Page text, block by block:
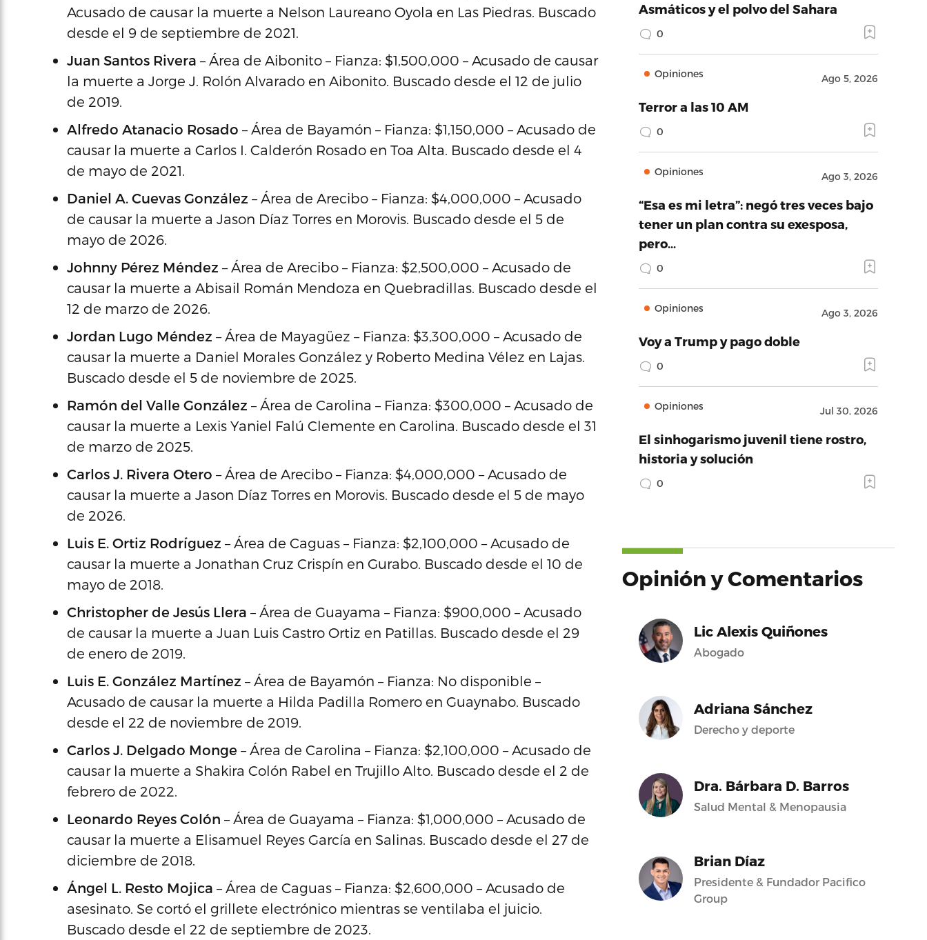
Acusado de causar la muerte a Nelson Laureano Oyola en Las Piedras. Buscado
desde el 9 de septiembre de 2021.
Juan Santos Rivera – Área de Aibonito – Fianza: $1,500,000 – Acusado de causar
la muerte a Jorge J. Rolón Alvarado en Aibonito. Buscado desde el 12 de julio
de 2019.
Alfredo Atanacio Rosado – Área de Bayamón – Fianza: $1,150,000 – Acusado de
causar la muerte a Carlos I. Calderón Rosado en Toa Alta. Buscado desde el 4
de mayo de 2021.
Daniel A. Cuevas González – Área de Arecibo – Fianza: $4,000,000 – Acusado
de causar la muerte a Jason Díaz Torres en Morovis. Buscado desde el 5 de
mayo de 2026.
Johnny Pérez Méndez – Área de Arecibo – Fianza: $2,500,000 – Acusado de
causar la muerte a Abisail Román Mendoza en Quebradillas. Buscado desde el
12 de marzo de 2026.
Jordan Lugo Méndez – Área de Mayagüez – Fianza: $3,300,000 – Acusado de
causar la muerte a Daniel Morales González y Roberto Medina Vélez en Lajas.
Buscado desde el 5 de noviembre de 2025.
Ramón del Valle González – Área de Carolina – Fianza: $300,000 – Acusado de
causar la muerte a Lexis Yaniel Falú Clemente en Carolina. Buscado desde el 31
de marzo de 2025.
Carlos J. Rivera Otero – Área de Arecibo – Fianza: $4,000,000 – Acusado de
causar la muerte a Jason Díaz Torres en Morovis. Buscado desde el 5 de mayo
de 2026.
Luis E. Ortiz Rodríguez – Área de Caguas – Fianza: $2,100,000 – Acusado de
causar la muerte a Jonathan Cruz Crispín en Gurabo. Buscado desde el 10 de
mayo de 2018.
Christopher de Jesús Llera – Área de Guayama – Fianza: $900,000 – Acusado
de causar la muerte a Juan Luis Castro Ortiz en Patillas. Buscado desde el 29
de enero de 2019.
Luis E. González Martínez – Área de Bayamón – Fianza: No disponible –
Acusado de causar la muerte a Hilda Padilla Romero en Guaynabo. Buscado
desde el 22 de noviembre de 2019.
Carlos J. Delgado Monge – Área de Carolina – Fianza: $2,100,000 – Acusado de
causar la muerte a Shakira Colón Rabel en Trujillo Alto. Buscado desde el 2 de
febrero de 2022.
Leonardo Reyes Colón – Área de Guayama – Fianza: $1,000,000 – Acusado de
causar la muerte a Elisamuel Reyes García en Salinas. Buscado desde el 27 de
diciembre de 2018.
Ángel L. Resto Mojica – Área de Caguas – Fianza: $2,600,000 – Acusado de
asesinato. Se cortó el grillete electrónico mientras se ventilaba el juicio.
Buscado desde el 22 de septiembre de 2023.
Asmáticos y el polvo del Sahara
0
Opiniones Ago 5, 2026
Terror a las 10 AM
0
Opiniones Ago 3, 2026
“Esa es mi letra”: negó tres veces bajo
tener un plan contra su exesposa,
pero…
0
Opiniones Ago 3, 2026
Voy a Trump y pago doble
0
Opiniones Jul 30, 2026
El sinhogarismo juvenil tiene rostro,
historia y solución
0
Opinión y Comentarios
Lic Alexis Quiñones
Abogado
Adriana Sánchez
Derecho y deporte
Dra. Bárbara D. Barros
Salud Mental & Menopausia
Brian Díaz
Presidente & Fundador Pacifico
Group